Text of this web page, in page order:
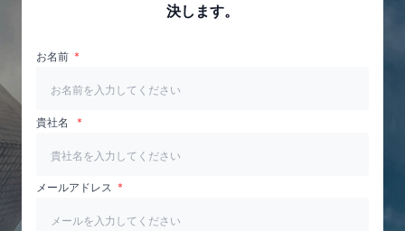
決します。
お名前
貴社名
メールアドレス